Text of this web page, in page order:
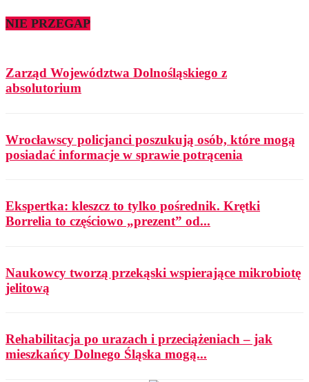
NIE PRZEGAP
Zarząd Województwa Dolnośląskiego z
absolutorium
Wrocławscy policjanci poszukują osób, które mogą
posiadać informacje w sprawie potrącenia
Ekspertka: kleszcz to tylko pośrednik. Krętki
Borrelia to częściowo „prezent” od...
Naukowcy tworzą przekąski wspierające mikrobiotę
jelitową
Rehabilitacja po urazach i przeciążeniach – jak
mieszkańcy Dolnego Śląska mogą...